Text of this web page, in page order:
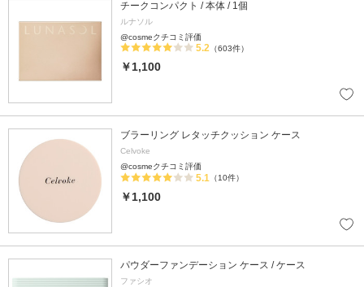
チークコンパクト / 本体 / 1個
ルナソル
@cosmeクチコミ評価
5.2 （603件）
￥1,100
ブラーリング レタッチクッション ケース
Celvoke
@cosmeクチコミ評価
5.1 （10件）
￥1,100
パウダーファンデーション ケース / ケース
ファシオ